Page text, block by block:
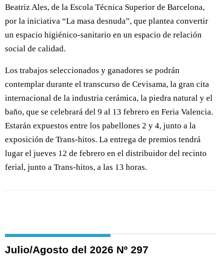
Beatriz Ales, de la Escola Técnica Superior de Barcelona,
por la iniciativa “La masa desnuda”, que plantea convertir
un espacio higiénico-sanitario en un espacio de relación
social de calidad.
Los trabajos seleccionados y ganadores se podrán
contemplar durante el transcurso de Cevisama, la gran cita
internacional de la industria cerámica, la piedra natural y el
baño, que se celebrará del 9 al 13 febrero en Feria Valencia.
Estarán expuestos entre los pabellones 2 y 4, junto a la
exposición de Trans-hitos. La entrega de premios tendrá
lugar el jueves 12 de febrero en el distribuidor del recinto
ferial, junto a Trans-hitos, a las 13 horas.
Julio/Agosto del 2026 Nº 297